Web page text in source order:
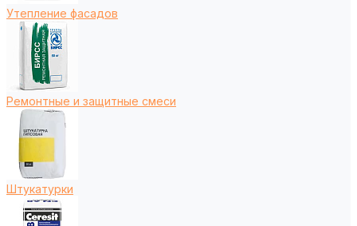
Утепление фасадов
Ремонтные и защитные смеси
Штукатурки